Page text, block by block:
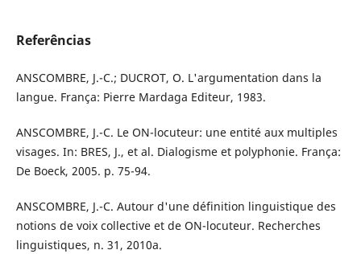
Referências
ANSCOMBRE, J.-C.; DUCROT, O. L'argumentation dans la
langue. França: Pierre Mardaga Editeur, 1983.
ANSCOMBRE, J.-C. Le ON-locuteur: une entité aux multiples
visages. In: BRES, J., et al. Dialogisme et polyphonie. França:
De Boeck, 2005. p. 75-94.
ANSCOMBRE, J.-C. Autour d'une définition linguistique des
notions de voix collective et de ON-locuteur. Recherches
linguistiques, n. 31, 2010a.